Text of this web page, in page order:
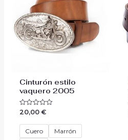
Cinturón estilo
vaquero 2005
Valorado
0
5
20,00€
Cuero
Marrón